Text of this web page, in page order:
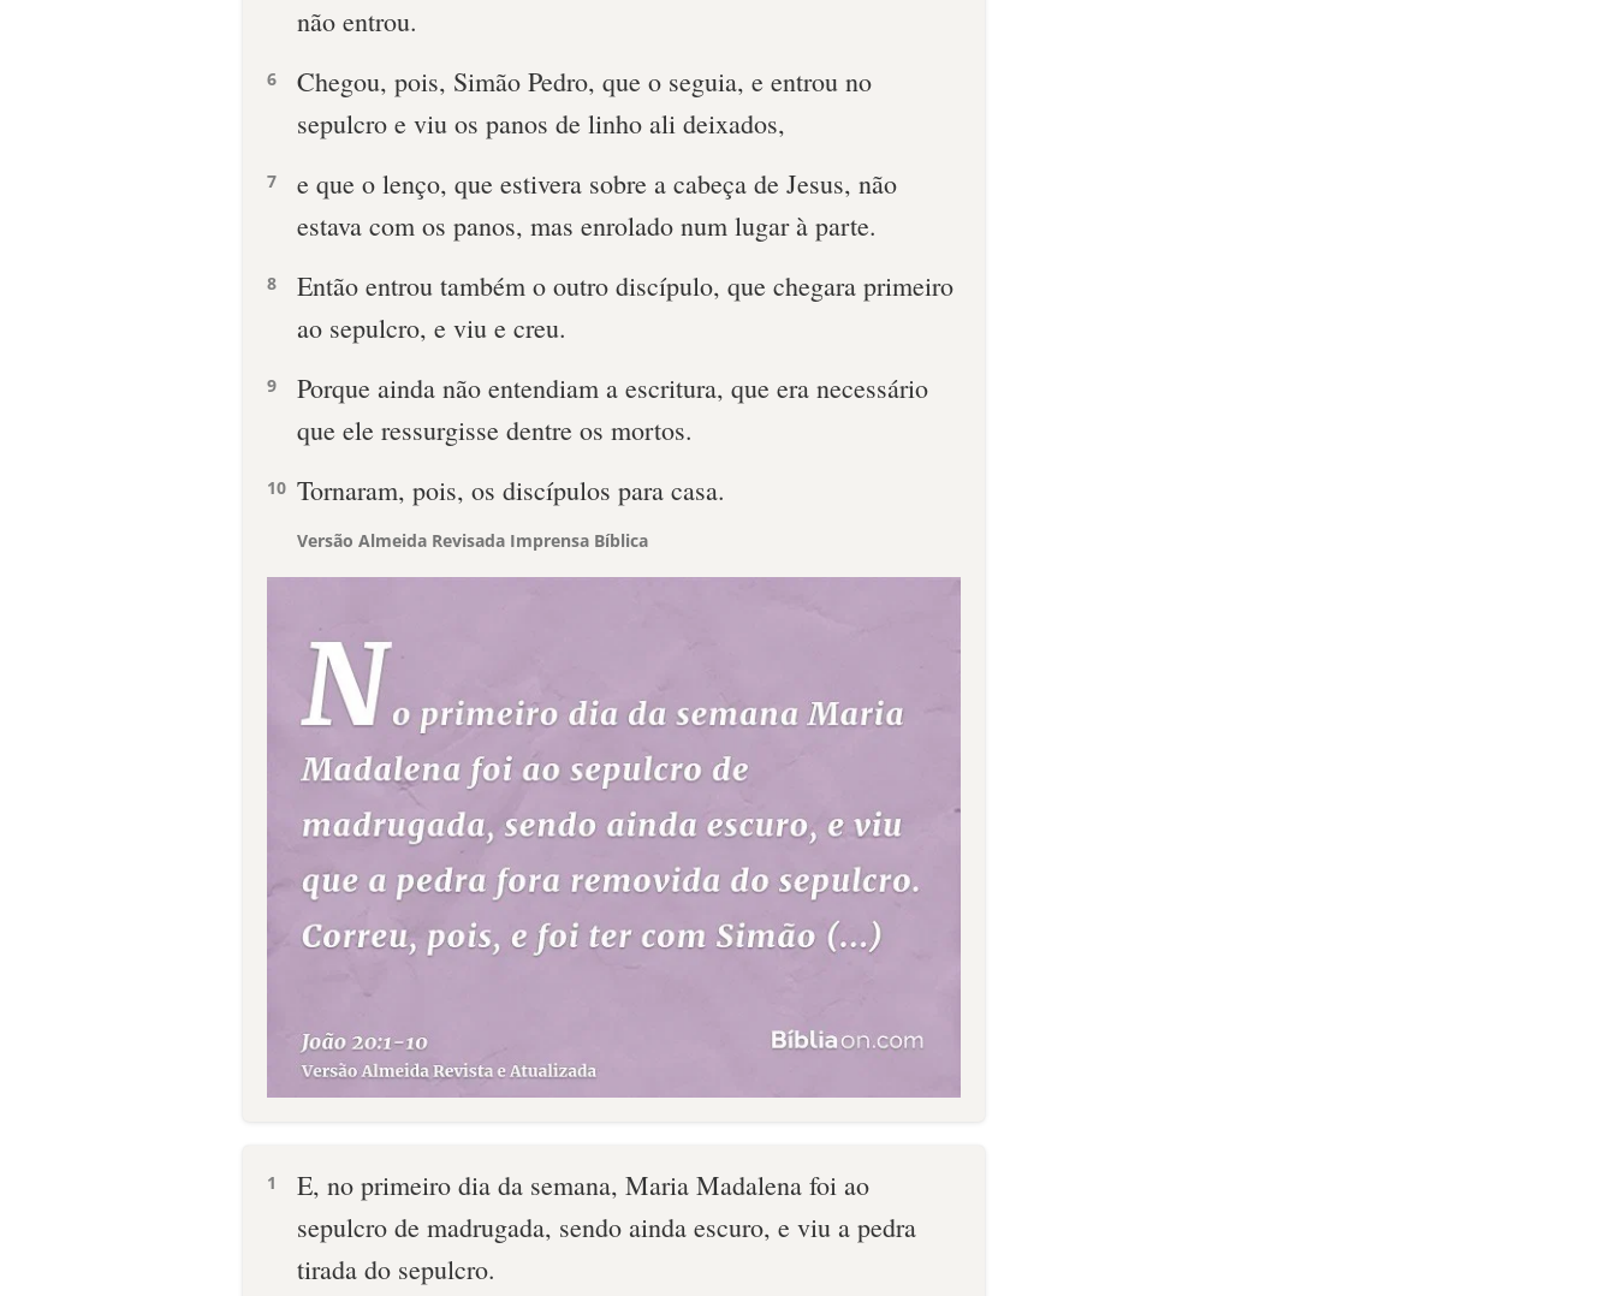
não entrou.
6
Chegou, pois, Simão Pedro, que o seguia, e entrou no
sepulcro e viu os panos de linho ali deixados,
7
e que o lenço, que estivera sobre a cabeça de Jesus, não
estava com os panos, mas enrolado num lugar à parte.
8
Então entrou também o outro discípulo, que chegara primeiro
ao sepulcro, e viu e creu.
9
Porque ainda não entendiam a escritura, que era necessário
que ele ressurgisse dentre os mortos.
10 Tornaram, pois, os discípulos para casa.
Versão Almeida Revisada Imprensa Bíblica
1
E, no primeiro dia da semana, Maria Madalena foi ao
sepulcro de madrugada, sendo ainda escuro, e viu a pedra
tirada do sepulcro.